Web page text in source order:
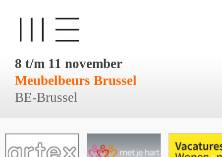
8 t/m 11 november
Meubelbeurs Brussel
BE-Brussel